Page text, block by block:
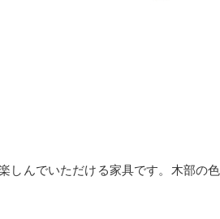
んでいただける家具です。木部の